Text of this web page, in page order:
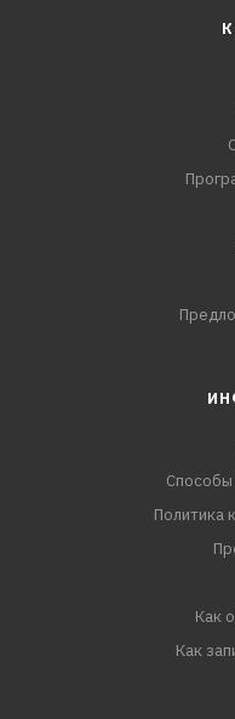
Способы
Политика
Как
Как